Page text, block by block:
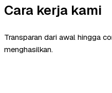
Cara kerja kami
Transparan dari awal hingga
menghasilkan.